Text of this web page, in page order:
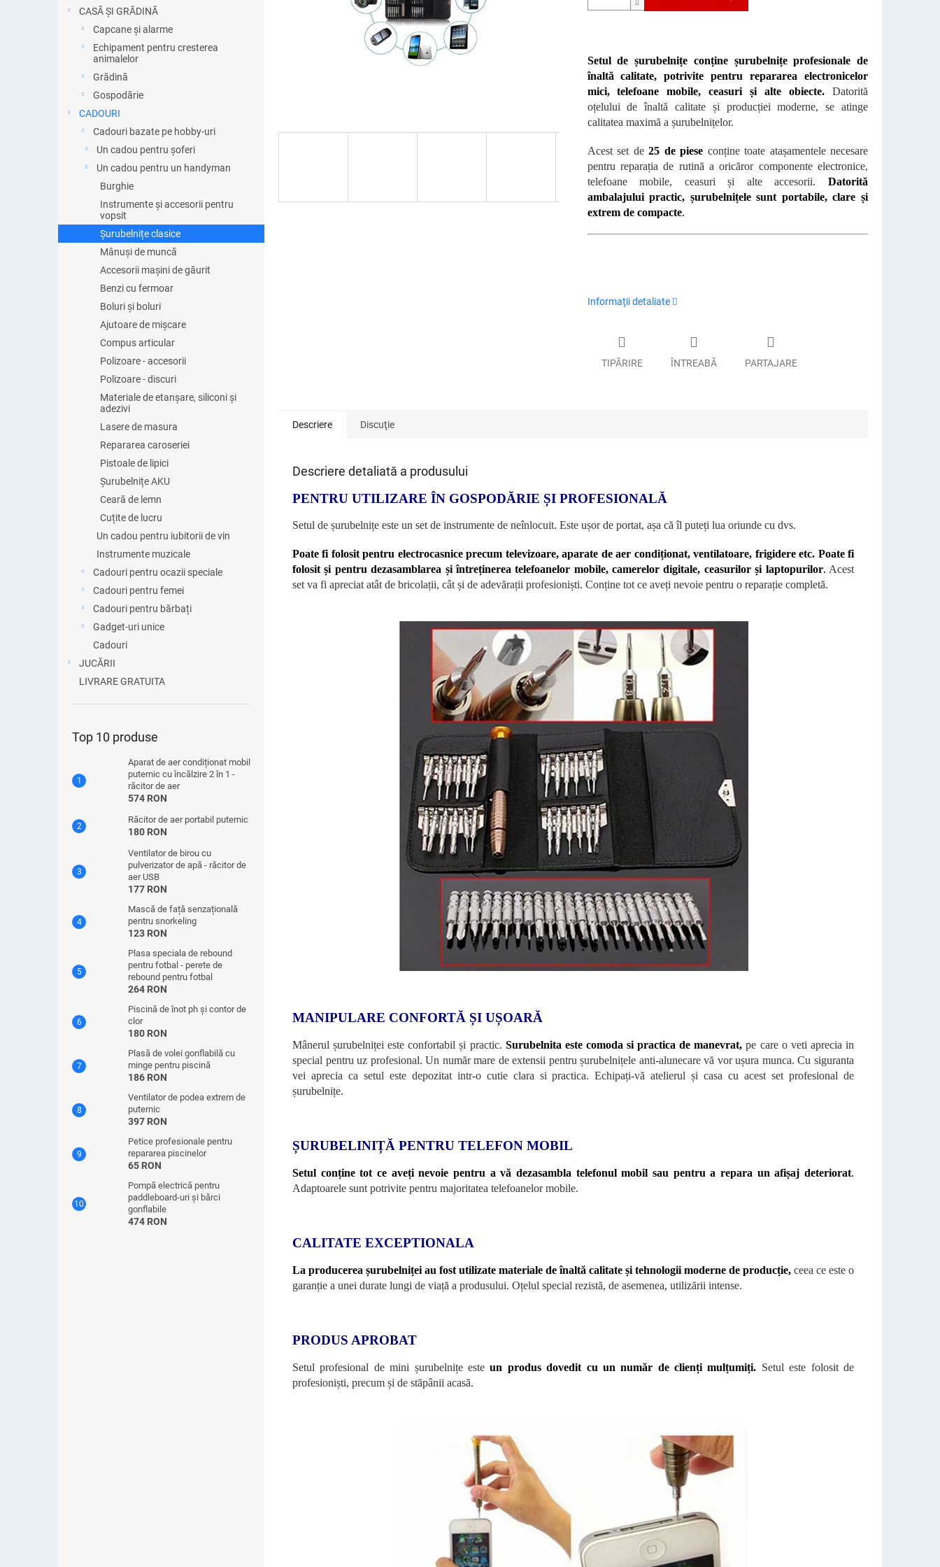
CASĂ ȘI GRĂDINĂ
Capcane și alarme
Echipament pentru cresterea
animalelor
Grădină
Gospodărie
CADOURI
Cadouri bazate pe hobby-uri
Un cadou pentru șoferi
Un cadou pentru un handyman
Burghie
Instrumente și accesorii pentru
vopsit
Șurubelnițe clasice
Mânuși de muncă
Accesorii mașini de găurit
Benzi cu fermoar
Boluri și boluri
Ajutoare de mișcare
Compus articular
Polizoare - accesorii
Polizoare - discuri
Materiale de etanșare, siliconi și
adezivi
Lasere de masura
Repararea caroseriei
Pistoale de lipici
Șurubelnițe AKU
Ceară de lemn
Cuțite de lucru
Un cadou pentru iubitorii de vin
Instrumente muzicale
Cadouri pentru ocazii speciale
Cadouri pentru femei
Cadouri pentru bărbați
Gadget-uri unice
Cadouri
JUCĂRII
LIVRARE GRATUITA
Top 10 produse
Aparat de aer condiționat mobil
puternic cu încălzire 2 în 1 -
răcitor de aer
574 RON
Răcitor de aer portabil puternic
180 RON
Ventilator de birou cu
pulverizator de apă - răcitor de
aer USB
177 RON
Mască de față senzațională
pentru snorkeling
123 RON
Plasa speciala de rebound
pentru fotbal - perete de
rebound pentru fotbal
264 RON
Piscină de înot ph și contor de
clor
180 RON
Plasă de volei gonflabilă cu
minge pentru piscină
186 RON
Ventilator de podea extrem de
puternic
397 RON
Petice profesionale pentru
repararea piscinelor
65 RON
Pompă electrică pentru
paddleboard-uri și bărci
gonflabile
474 RON
Setul de șurubelnițe conține șurubelnițe profesionale de
înaltă calitate, potrivite pentru repararea electronicelor
mici, telefoane mobile, ceasuri și alte obiecte. Datorită
oțelului de înaltă calitate și producției moderne, se atinge
calitatea maximă a șurubelnițelor.
Acest set de 25 de piese conține toate atașamentele necesare
pentru reparația de rutină a oricăror componente electronice,
telefoane mobile, ceasuri și alte accesorii. Datorită
ambalajului practic, șurubelnițele sunt portabile, clare și
extrem de compacte.
Informaţii detaliate
TIPĂRIRE ÎNTREABĂ PARTAJARE
Descriere Discuţie
Descriere detaliată a produsului
PENTRU UTILIZARE ÎN GOSPODĂRIE ȘI PROFESIONALĂ
Setul de șurubelnițe este un set de instrumente de neînlocuit. Este ușor de portat, așa că îl puteți lua oriunde cu dvs.
Poate fi folosit pentru electrocasnice precum televizoare, aparate de aer condiționat, ventilatoare, frigidere etc. Poate fi
folosit și pentru dezasamblarea și întreținerea telefoanelor mobile, camerelor digitale, ceasurilor și laptopurilor. Acest
set va fi apreciat atât de bricolații, cât și de adevărații profesioniști. Conține tot ce aveți nevoie pentru o reparație completă.
MANIPULARE CONFORTĂ ȘI UȘOARĂ
Mânerul șurubelniței este confortabil și practic. Surubelnita este comoda si practica de manevrat,pe care o veti aprecia in
special pentru uz profesional. Un număr mare de extensii pentru șurubelnițele anti-alunecare vă vor ușura munca. Cu siguranta
vei aprecia ca setul este depozitat intr-o cutie clara si practica. Echipați-vă atelierul și casa cu acest set profesional de
șurubelnițe.
ȘURUBELINIȚĂ PENTRU TELEFON MOBIL
Setul conține tot ce aveți nevoie pentru a vă dezasambla telefonul mobil sau pentru a repara un afișaj deteriorat.
Adaptoarele sunt potrivite pentru majoritatea telefoanelor mobile.
CALITATE EXCEPTIONALA
La producerea șurubelniței au fost utilizate materiale de înaltă calitate și tehnologii moderne de producție, ceea ce este o
garanție a unei durate lungi de viață a produsului. Oțelul special rezistă, de asemenea, utilizării intense.
PRODUS APROBAT
Setul profesional de mini șurubelnițe esteun produs dovedit cu un număr de clienți mulțumiți. Setul este folosit de
profesioniști, precum și de stăpânii acasă.